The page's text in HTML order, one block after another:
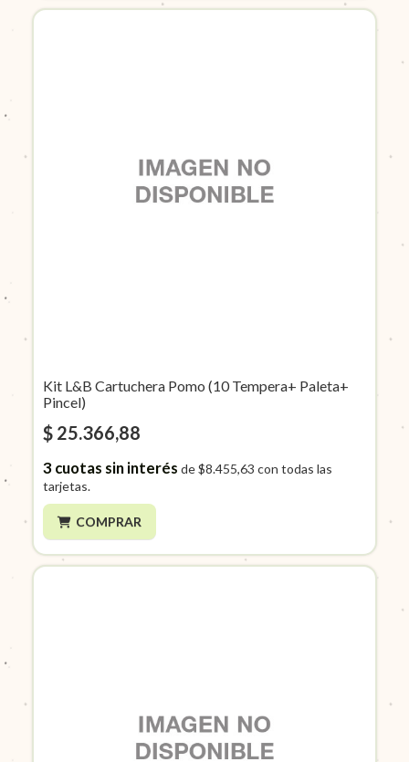
Kit L&B Cartuchera Pomo (10 Tempera+ Paleta+
Pincel)
$ 25.366,88
3cuotas sin interés de$8.455,63 con todas las
tarjetas.
COMPRAR